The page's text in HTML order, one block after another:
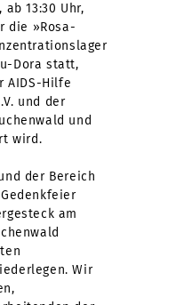
ab 13:30 Uhr,
die »Rosa-
Dora statt,
AIDS-Hilfe
und der
und
wird.
der Bereich
am
Wir